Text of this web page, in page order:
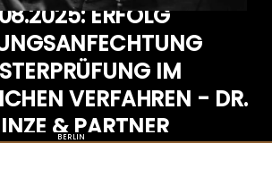
ERFOLG
IM
VERFAHREN - DR.
& PARTNER
BERLIN